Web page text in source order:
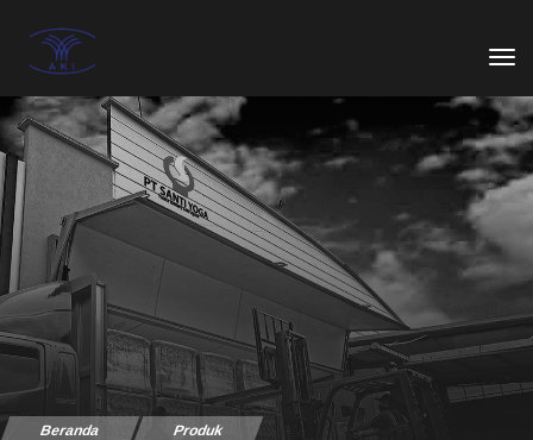
Beranda Produk